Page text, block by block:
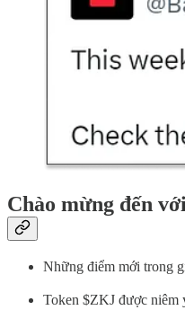
Chào mừng đến
Những điểm mới trong
Token $ZKJ được niêm